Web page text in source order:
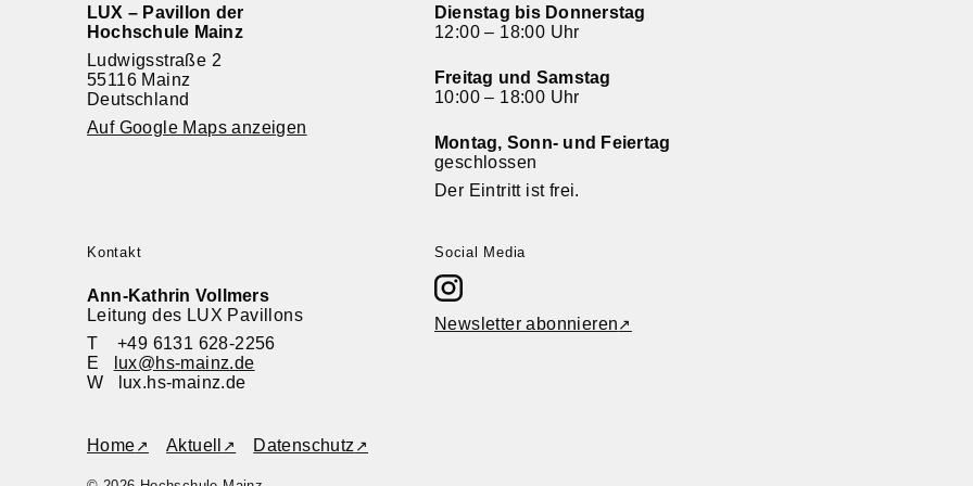
LUX – Pavillon der
Hochschule Mainz
Ludwigsstraße 2
55116 Mainz
Deutschland
Auf Google Maps anzeigen
Dienstag bis Donnerstag
12:00 – 18:00 Uhr
Freitag und Samstag
10:00 – 18:00 Uhr
Montag, Sonn- und Feiertag
geschlossen
Der Eintritt ist frei.
Kontakt
Ann-Kathrin Vollmers
Leitung des LUX Pavillons
T +49 6131 628-2256
E
lux@hs-mainz.de
W lux.hs-mainz.de
Social Media
Newsletter abonnieren
Home Aktuell Datenschutz